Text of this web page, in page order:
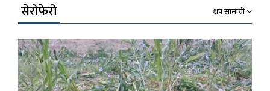
सेरोफेरो थप सामाग्री